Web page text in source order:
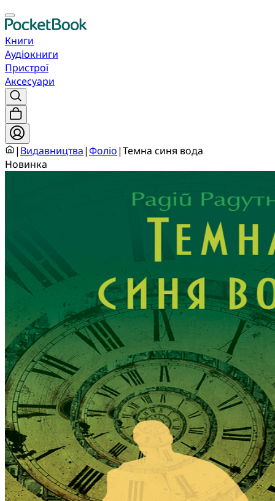
Книги
Аудіокниги
Пристрої
Аксесуари
| Видавництва|Фоліо|Темна синя вода
Новинка